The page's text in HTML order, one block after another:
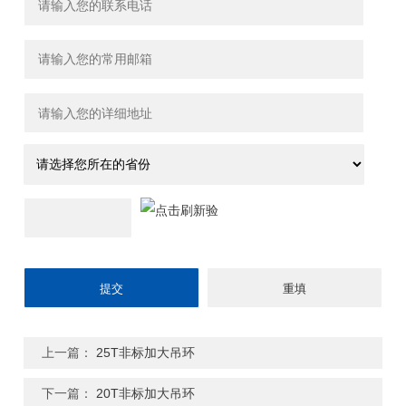
上一篇：25T非标加大吊环
下一篇：20T非标加大吊环